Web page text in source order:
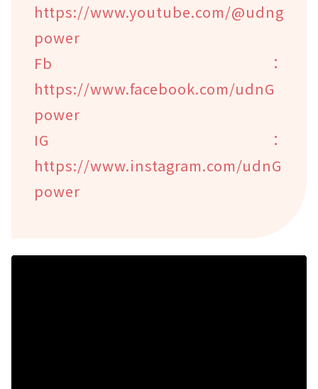
https://www.youtube.com/@udng
power
Fb：
https://www.facebook.com/udnG
power
IG：
https://www.instagram.com/udnG
power